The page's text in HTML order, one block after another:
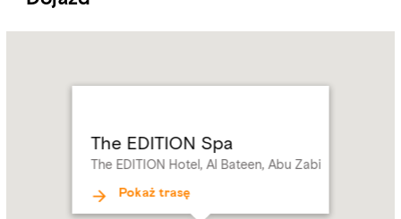
The EDITION Spa
The EDITION Hotel, Al Bateen, Abu Zabi
Pokaż trasę